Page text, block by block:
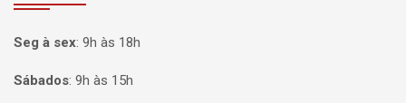
Seg à sex: 9h às 18h
Sábados: 9h às 15h